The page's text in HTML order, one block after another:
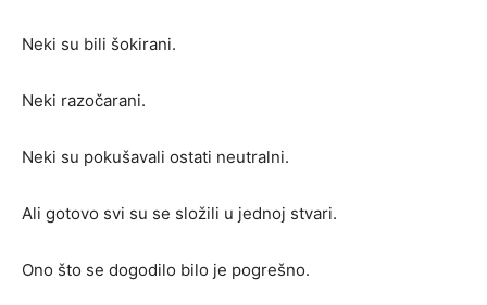
Neki su bili šokirani.
Neki razočarani.
Neki su pokušavali ostati neutralni.
Ali gotovo svi su se složili u jednoj stvari.
Ono što se dogodilo bilo je pogrešno.